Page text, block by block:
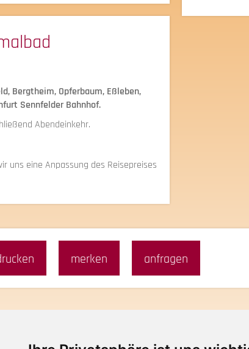
Bergtheim, Opferbaum, Eßleben,
Sennfelder Bahnhof.
Abendeinkehr.
uns eine Anpassung des Reisepreises
merken anfragen